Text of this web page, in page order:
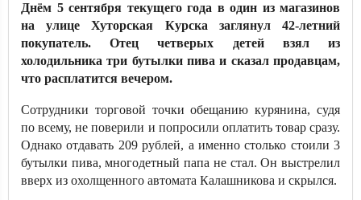
Днём 5 сентября текущего года в один из магазинов
на улице Хуторская Курска заглянул 42-летний
покупатель. Отец четверых детей взял из
холодильника три бутылки пива и сказал продавцам,
что расплатится вечером.
Сотрудники торговой точки обещанию курянина, судя
по всему, не поверили и попросили оплатить товар сразу.
Однако отдавать 209 рублей, а именно столько стоили 3
бутылки пива, многодетный папа не стал. Он выстрелил
вверх из охолщенного автомата Калашникова и скрылся.